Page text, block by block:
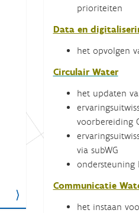
prioriteiten
Data en
het opvolgen
Circulair Water
het updaten
voorbereiding
via subWG
ondersteuning
Communicatie
het instaan